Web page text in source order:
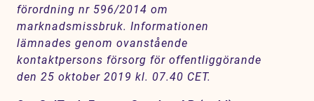
förordning nr 596/2014 om
marknadsmissbruk. Informationen
lämnades genom ovanstående
kontaktpersons försorg för offentliggörande
den 25 oktober 2019 kl. 07.40 CET.